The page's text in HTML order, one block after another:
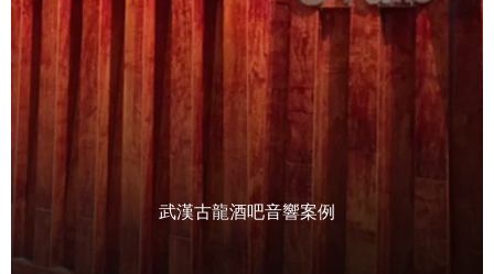
武漢古龍酒吧音響案例